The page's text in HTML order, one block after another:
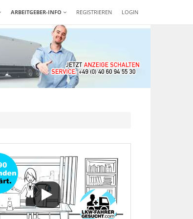
REGISTRIEREN LOGIN
ARBEITGEBER-INFO